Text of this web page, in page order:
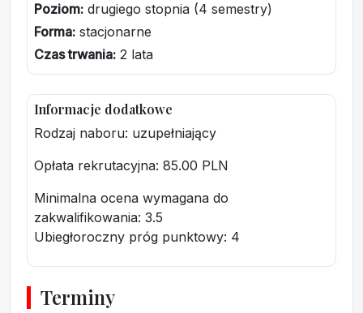
Poziom: drugiego stopnia (4 semestry)
Forma: stacjonarne
Czas trwania: 2 lata
Informacje dodatkowe
Rodzaj naboru: uzupełniający
Opłata rekrutacyjna: 85.00 PLN
Minimalna ocena wymagana do
zakwalifikowania: 3.5
Ubiegłoroczny próg punktowy: 4
Terminy